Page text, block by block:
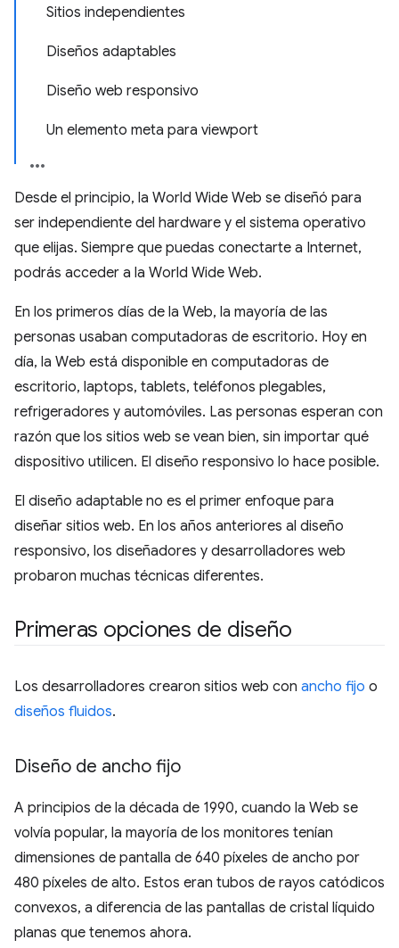
Sitios independientes
Diseños adaptables
Diseño web responsivo
Un elemento meta para viewport
Desde el principio, la World Wide Web se diseñó para
ser independiente del hardware y el sistema operativo
que elijas. Siempre que puedas conectarte a Internet,
podrás acceder a la World Wide Web.
En los primeros días de la Web, la mayoría de las
personas usaban computadoras de escritorio. Hoy en
día, la Web está disponible en computadoras de
escritorio, laptops, tablets, teléfonos plegables,
refrigeradores y automóviles. Las personas esperan con
razón que los sitios web se vean bien, sin importar qué
dispositivo utilicen. El diseño responsivo lo hace posible.
El diseño adaptable no es el primer enfoque para
diseñar sitios web. En los años anteriores al diseño
responsivo, los diseñadores y desarrolladores web
probaron muchas técnicas diferentes.
Primeras opciones de diseño
Los desarrolladores crearon sitios web con ancho fijo o
diseños fluidos.
Diseño de ancho fijo
A principios de la década de 1990, cuando la Web se
volvía popular, la mayoría de los monitores tenían
dimensiones de pantalla de 640 píxeles de ancho por
480 píxeles de alto. Estos eran tubos de rayos catódicos
convexos, a diferencia de las pantallas de cristal líquido
planas que tenemos ahora.